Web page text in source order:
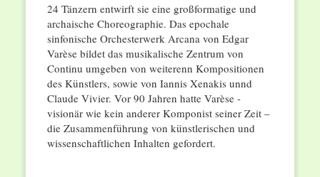
24 Tänzern entwirft sie eine großformatige und
archaische Choreographie. Das epochale
sinfonische Orchesterwerk Arcana von Edgar
Varèse bildet das musikalische Zentrum von
Continu umgeben von weiterenn Kompositionen
des Künstlers, sowie von Iannis Xenakis unnd
Claude Vivier. Vor 90 Jahren hatte Varèse -
visionär wie kein anderer Komponist seiner Zeit –
die Zusammenführung von künstlerischen und
wissenschaftlichen Inhalten gefordert.